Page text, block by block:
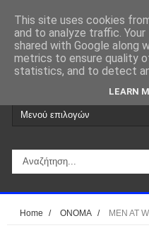
Home / ΟΝΟΜΑ / MEN AT
This site uses cookies
and to analyze traffic.
shared with Google along
metrics to ensure quality
statistics, and to detect
LEARN